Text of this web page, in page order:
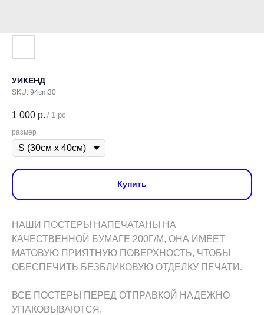
УИКЕНД
SKU: 94cm30
1 000 р. / 1 pc
размер
Купить
НАШИ ПОСТЕРЫ НАПЕЧАТАНЫ НА
КАЧЕСТВЕННОЙ БУМАГЕ 200Г/М, ОНА ИМЕЕТ
МАТОВУЮ ПРИЯТНУЮ ПОВЕРХНОСТЬ, ЧТОБЫ
ОБЕСПЕЧИТЬ БЕЗБЛИКОВУЮ ОТДЕЛКУ ПЕЧАТИ.
ВСЕ ПОСТЕРЫ ПЕРЕД ОТПРАВКОЙ НАДЕЖНО
УПАКОВЫВАЮТСЯ.